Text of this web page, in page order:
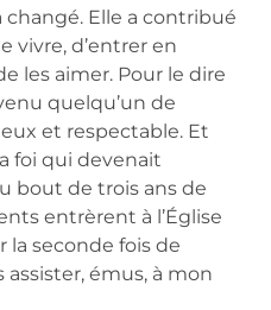
changé. Elle a contribué
vivre, d’entrer en
les aimer. Pour le dire
quelqu’un de
et respectable. Et
foi qui devenait
bout de trois ans de
entrèrent à l’Église
la seconde fois de
assister, émus, à mon